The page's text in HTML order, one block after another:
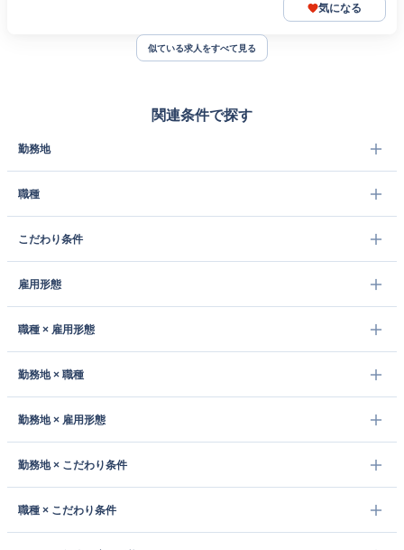
気になる
似ている求人をすべて見る
関連条件で探す
勤務地
職種
こだわり条件
雇用形態
職種 × 雇用形態
勤務地 × 職種
勤務地 × 雇用形態
勤務地 × こだわり条件
職種 × こだわり条件